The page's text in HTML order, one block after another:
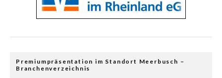
Premiumpräsentation im Standort Meerbusch –
Branchenverzeichnis